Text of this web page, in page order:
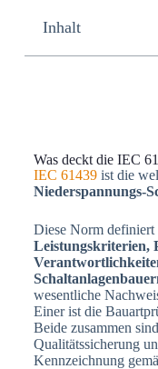
Inhalt
Was deckt die IEC
IEC 61439ist die
Niederspannungs-
Diese Norm definiert
Leistungskriterien,
wesentliche
Einer ist die
Beide zusammen
Qualitätssicherung
Kennzeichnung